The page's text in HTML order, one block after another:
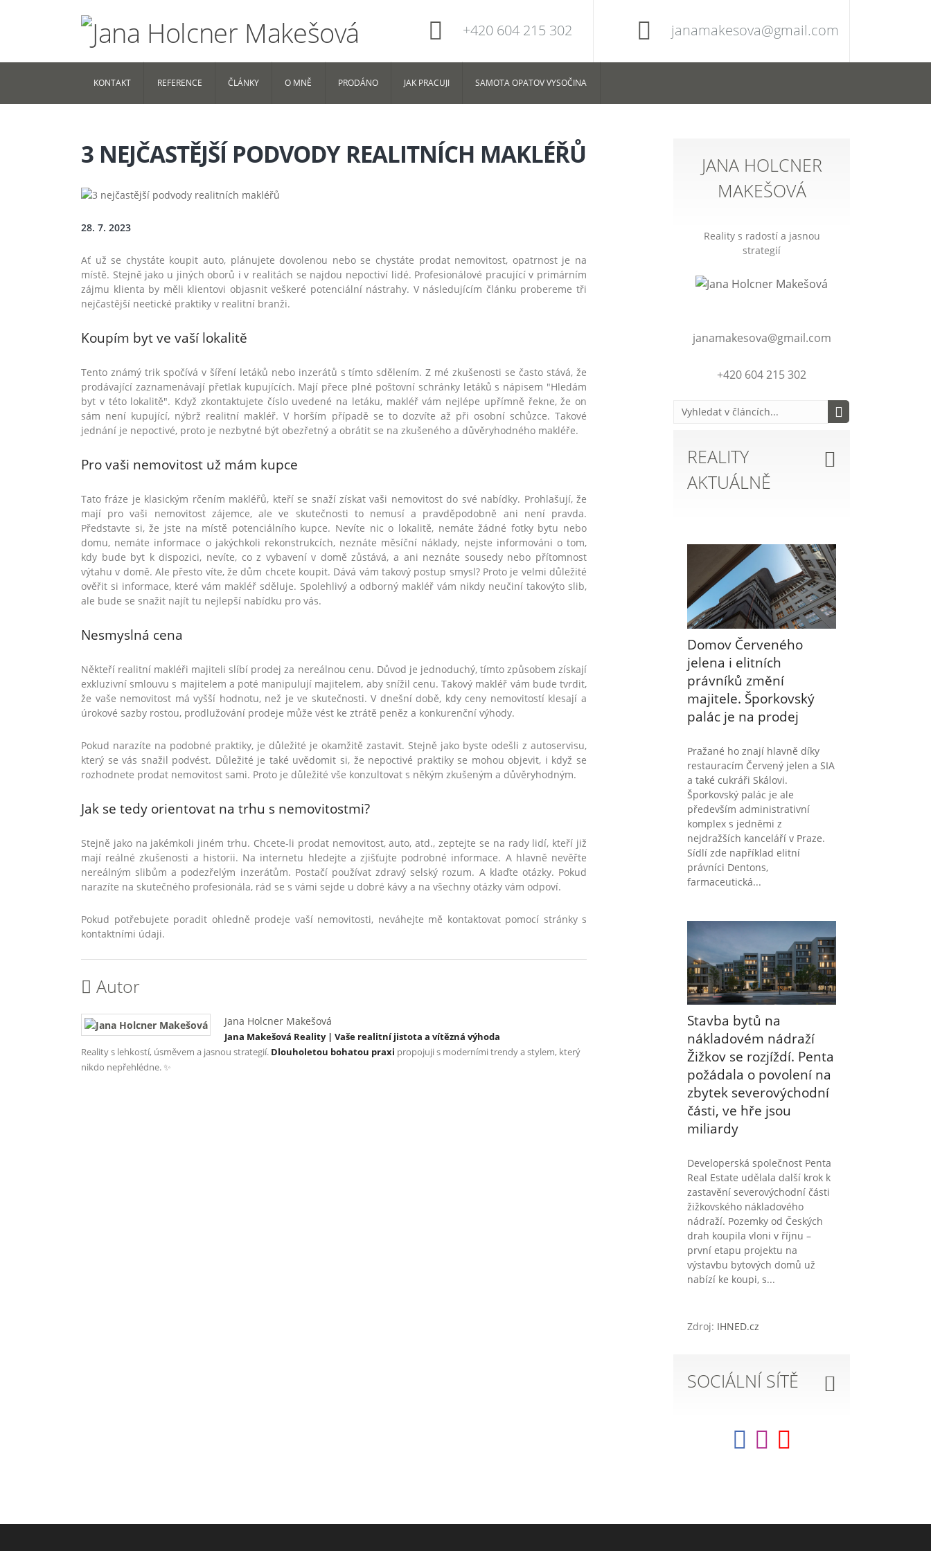
+420 604 215 302 janamakesova@gmail.com
KONTAKT REFERENCE ČLÁNKY O MNĚ PRODÁNO JAK PRACUJI SAMOTA OPATOV VYSOČINA
3 NEJČASTĚJŠÍ PODVODY REALITNÍCH MAKLÉŘŮ
28. 7. 2023
Ať už se chystáte koupit auto, plánujete dovolenou nebo se chystáte prodat nemovitost, opatrnost je na
místě. Stejně jako u jiných oborů i v realitách se najdou nepoctiví lidé. Profesionálové pracující v primárním
zájmu klienta by měli klientovi objasnit veškeré potenciální nástrahy. V následujícím článku probereme tři
nejčastější neetické praktiky v realitní branži.
Koupím byt ve vaší lokalitě
Tento známý trik spočívá v šíření letáků nebo inzerátů s tímto sdělením. Z mé zkušenosti se často stává, že
prodávající zaznamenávají přetlak kupujících. Mají přece plné poštovní schránky letáků s nápisem "Hledám
byt v této lokalitě". Když zkontaktujete číslo uvedené na letáku, makléř vám nejlépe upřímně řekne, že on
sám není kupující, nýbrž realitní makléř. V horším případě se to dozvíte až při osobní schůzce. Takové
jednání je nepoctivé, proto je nezbytné být obezřetný a obrátit se na zkušeného a důvěryhodného makléře.
Pro vaši nemovitost už mám kupce
Tato fráze je klasickým rčením makléřů, kteří se snaží získat vaši nemovitost do své nabídky. Prohlašují, že
mají pro vaši nemovitost zájemce, ale ve skutečnosti to nemusí a pravděpodobně ani není pravda.
Představte si, že jste na místě potenciálního kupce. Nevíte nic o lokalitě, nemáte žádné fotky bytu nebo
domu, nemáte informace o jakýchkoli rekonstrukcích, neznáte měsíční náklady, nejste informováni o tom,
kdy bude byt k dispozici, nevíte, co z vybavení v domě zůstává, a ani neznáte sousedy nebo přítomnost
výtahu v domě. Ale přesto víte, že dům chcete koupit. Dává vám takový postup smysl? Proto je velmi důležité
ověřit si informace, které vám makléř sděluje. Spolehlivý a odborný makléř vám nikdy neučiní takovýto slib,
ale bude se snažit najít tu nejlepší nabídku pro vás.
Nesmyslná cena
Někteří realitní makléři majiteli slíbí prodej za nereálnou cenu. Důvod je jednoduchý, tímto způsobem získají
exkluzivní smlouvu s majitelem a poté manipulují majitelem, aby snížil cenu. Takový makléř vám bude tvrdit,
že vaše nemovitost má vyšší hodnotu, než je ve skutečnosti. V dnešní době, kdy ceny nemovitostí klesají a
úrokové sazby rostou, prodlužování prodeje může vést ke ztrátě peněz a konkurenční výhody.
Pokud narazíte na podobné praktiky, je důležité je okamžitě zastavit. Stejně jako byste odešli z autoservisu,
který se vás snažil podvést. Důležité je také uvědomit si, že nepoctivé praktiky se mohou objevit, i když se
rozhodnete prodat nemovitost sami. Proto je důležité vše konzultovat s někým zkušeným a důvěryhodným.
Jak se tedy orientovat na trhu s nemovitostmi?
Stejně jako na jakémkoli jiném trhu. Chcete-li prodat nemovitost, auto, atd., zeptejte se na rady lidí, kteří již
mají reálné zkušenosti a historii. Na internetu hledejte a zjišťujte podrobné informace. A hlavně nevěřte
nereálným slibům a podezřelým inzerátům. Postačí používat zdravý selský rozum. A klaďte otázky. Pokud
narazíte na skutečného profesionála, rád se s vámi sejde u dobré kávy a na všechny otázky vám odpoví.
Pokud potřebujete poradit ohledně prodeje vaší nemovitosti, neváhejte mě kontaktovat pomocí stránky s
kontaktními údaji.
Autor
Jana Holcner Makešová
Jana Makešová Reality | Vaše realitní jistota a vítězná výhoda
Reality s lehkostí, úsměvem a jasnou strategií. Dlouholetou bohatou praxi propojuji s moderními trendy a stylem, který
nikdo nepřehlédne. ✨
JANA HOLCNER
MAKEŠOVÁ
Reality s radostí a jasnou
strategií
janamakesova@gmail.com
+420 604 215 302
REALITY
AKTUÁLNĚ
Domov Červeného
jelena i elitních
právníků změní
majitele. Šporkovský
palác je na prodej
Pražané ho znají hlavně díky
restauracím Červený jelen a SIA
a také cukráři Skálovi.
Šporkovský palác je ale
především administrativní
komplex s jedněmi z
nejdražších kanceláří v Praze.
Sídlí zde například elitní
právníci Dentons,
farmaceutická...
Stavba bytů na
nákladovém nádraží
Žižkov se rozjíždí. Penta
požádala o povolení na
zbytek severovýchodní
části, ve hře jsou
miliardy
Developerská společnost Penta
Real Estate udělala další krok k
zastavění severovýchodní části
žižkovského nákladového
nádraží. Pozemky od Českých
drah koupila vloni v říjnu –
první etapu projektu na
výstavbu bytových domů už
nabízí ke koupi, s...
Zdroj: IHNED.cz
SOCIÁLNÍ SÍTĚ